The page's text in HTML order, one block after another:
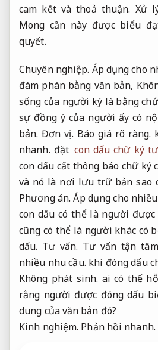
cam kết và thoả thuận. Xử
Mong cần này được biểu
quyết.
Chuyên nghiệp. Áp dụng cho
đàm phán bằng văn bản,
sống của người ký là bằng
sự đồng ý của người ấy có
bản.Đơn vị. Báo giá rõ ràng.
nhanh. đặt con dấu chữ ký
con dấu cất thông báo chữ ký
và nó là nơi lưu trữ bản sao
Phương án. Áp dụng cho
con dấu có thể là người
cũng có thể là người khác có
dấu. Tư vấn. Tư vấn tận
nhiều nhu cầu. khi đóng dấu
Không phát sinh. ai có thể
rằng người được đóng dấu
dung của văn bản đó?
Kinh nghiệm. Phản hồi nhanh.